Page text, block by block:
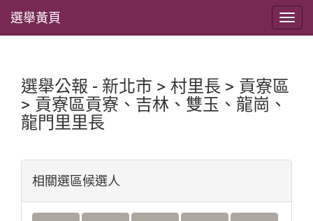
選舉黃頁
選舉公報 - 新北市 > 村里長 > 貢寮區
> 貢寮區貢寮、吉林、雙玉、龍崗、
龍門里里長
相關選區候選人